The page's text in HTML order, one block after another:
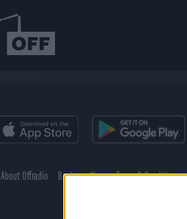
About Offradio Business Class Terms & Conditions